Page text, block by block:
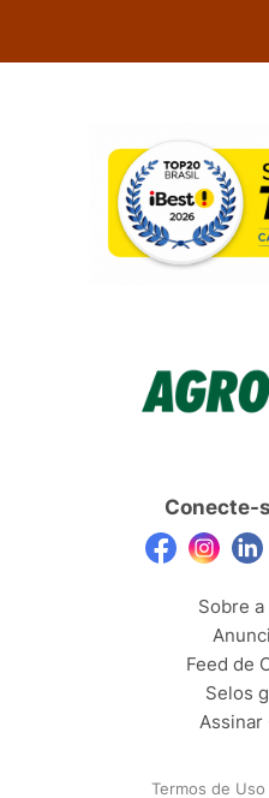
Conecte-
Sobre
Feed de
Selos
Assinar
Termos de Uso